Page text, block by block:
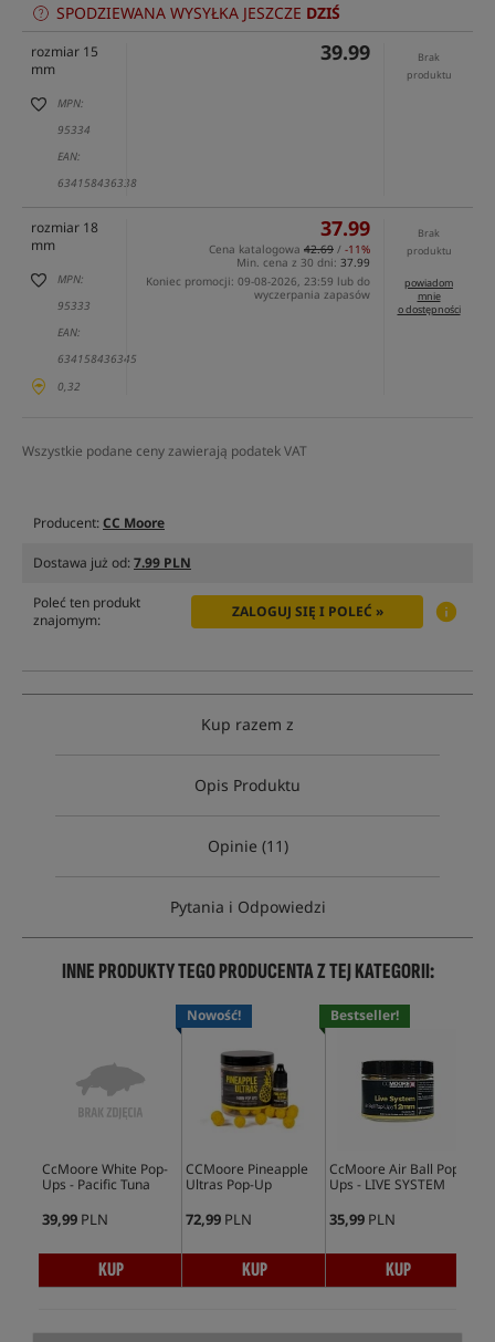
SPODZIEWANA WYSYŁKA JESZCZE DZIŚ
rozmiar 15
mm
MPN:
95334
EAN:
634158436338
39.99
Brak
produktu
rozmiar 18
mm
MPN:
95333
EAN:
634158436345
0,32
37.99
Cena katalogowa 42.69 / -11%
Min. cena z 30 dni: 37.99
Koniec promocji: 09-08-2026, 23:59 lub do
wyczerpania zapasów
Brak
produktu
powiadom
mnie
o dostępności
Wszystkie podane ceny zawierają podatek VAT
Producent:CC Moore
Dostawa już od:7.99 PLN
Poleć ten produkt
znajomym:
ZALOGUJ SIĘ I POLEĆ »
Kup razem z
Opis Produktu
Opinie (11)
Pytania i Odpowiedzi
INNE PRODUKTY TEGO PRODUCENTA Z TEJ KATEGORII:
CcMoore White Pop-
Ups - Pacific Tuna
39,99 PLN
KUP
Nowość!
CCMoore Pineapple
Ultras Pop-Up
72,99 PLN
KUP
Bestseller!
CcMoore Air Ball Pop-
Ups - LIVE SYSTEM
35,99 PLN
KUP